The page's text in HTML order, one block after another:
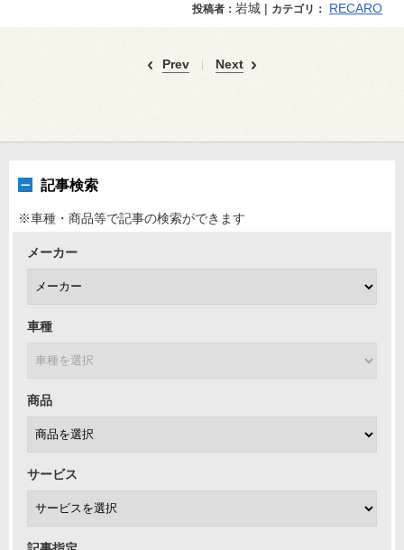
投稿者： 岩城 | カテゴリ： RECARO
Prev Next
記事検索
※車種・商品等で記事の検索ができます
メーカー
車種
商品
サービス